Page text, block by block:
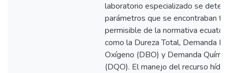
laboratorio especializado se
parámetros que se encontraban
permisible de la normativa
como la Dureza Total, Demanda
Oxígeno (DBO) y Demanda
(DQO). El manejo del recurso